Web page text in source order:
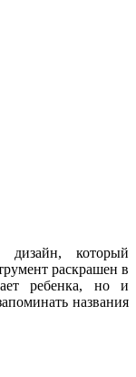
который
раскрашен в
ребенка, но и
названия